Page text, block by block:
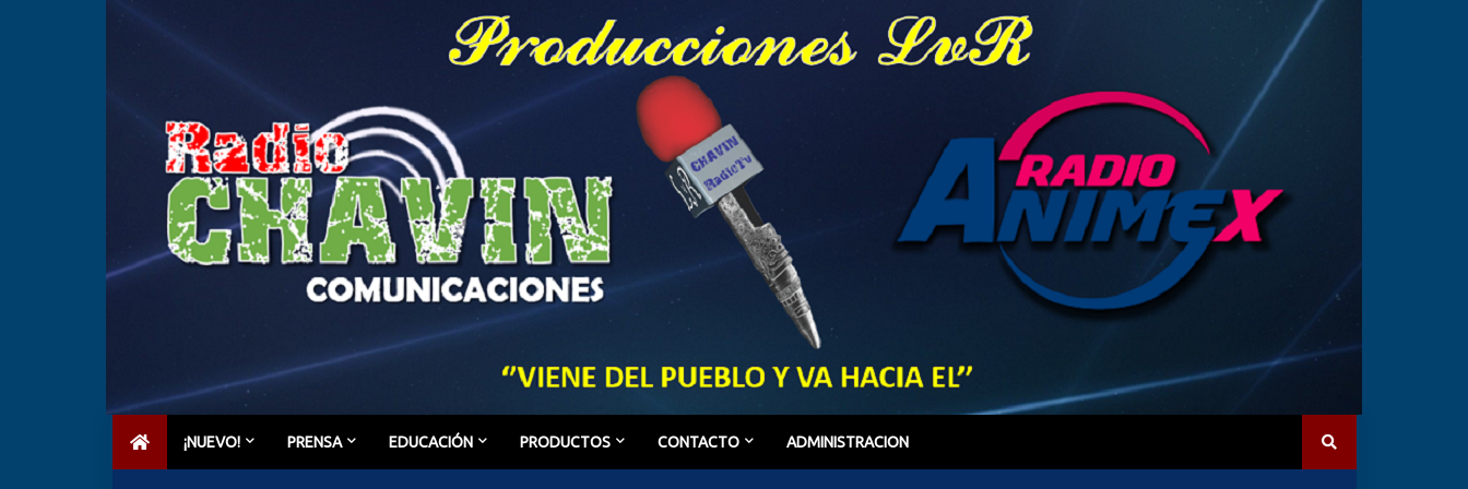
¡NUEVO! PRENSA EDUCACIÓN PRODUCTOS CONTACTO ADMINISTRACION